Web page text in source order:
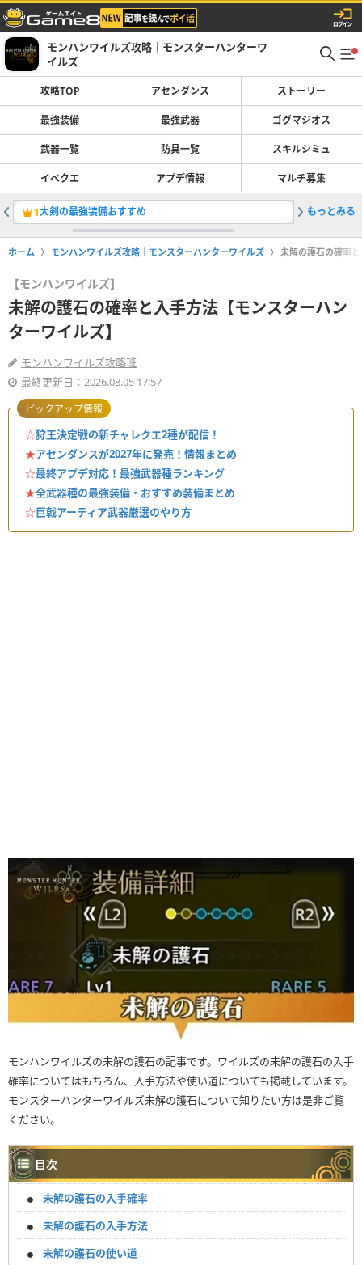
モンハンワイルズ攻略｜モンスターハンターワ
イルズ
攻略TOP アセンダンス ストーリー
最強装備 最強武器 ゴグマジオス
武器一覧 防具一覧 スキルシミュ
イベクエ アプデ情報 マルチ募集
1大剣の最強装備おすすめ 2Switch2
もっとみる
ホーム モンハンワイルズ攻略｜モンスターハンターワイルズ 未解の護石の確率
【モンハンワイルズ】
未解の護石の確率と入手方法【モンスターハン
ターワイルズ】
モンハンワイルズ攻略班
最終更新日：2026.08.05 17:57
☆狩王決定戦の新チャレクエ2種が配信！
★アセンダンスが2027年に発売！情報まとめ
☆最終アプデ対応！最強武器種ランキング
★全武器種の最強装備・おすすめ装備まとめ
☆巨戟アーティア武器厳選のやり方
ピックアップ情報
モンハンワイルズの未解の護石の記事です。ワイルズの未解の護石の入手
確率についてはもちろん、入手方法や使い道についても掲載しています。
モンスターハンターワイルズ未解の護石について知りたい方は是非ご覧
ください。
目次
未解の護石の入手確率
未解の護石の入手方法
未解の護石の使い道